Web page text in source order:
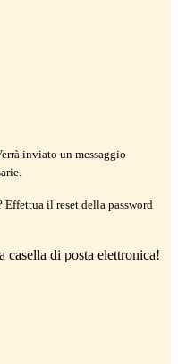
inviato un messaggio
Effettua il reset della password
casella di posta elettronica!